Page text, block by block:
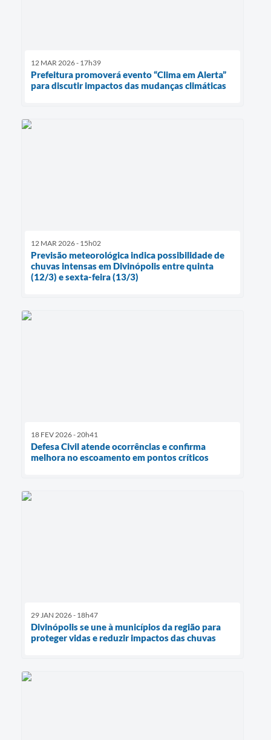
12 MAR 2026 - 17h39
Prefeitura promoverá evento “Clima em Alerta”
para discutir impactos das mudanças climáticas
12 MAR 2026 - 15h02
Previsão meteorológica indica possibilidade de
chuvas intensas em Divinópolis entre quinta
(12/3) e sexta-feira (13/3)
18 FEV 2026 - 20h41
Defesa Civil atende ocorrências e confirma
melhora no escoamento em pontos críticos
29 JAN 2026 - 18h47
Divinópolis se une à municípios da região para
proteger vidas e reduzir impactos das chuvas